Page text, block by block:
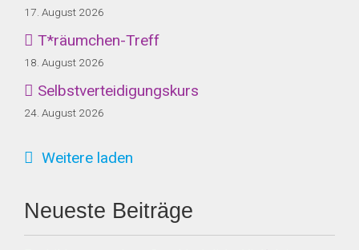
17. August 2026
T*räumchen-Treff
18. August 2026
Selbstverteidigungskurs
24. August 2026
Weitere laden
Neueste Beiträge